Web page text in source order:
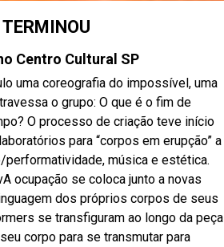
Centro Cultural SP
uma coreografia do impossível, uma
o grupo: O que é o fim de
O processo de criação teve início
para “corpos em erupção” a
música e estética.
ocupação se coloca junto a novas
dos próprios corpos de seus
se transfiguram ao longo da peça
corpo para se transmutar para